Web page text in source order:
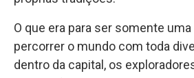
O que era para ser somente
percorrer o mundo com toda
dentro da capital, os